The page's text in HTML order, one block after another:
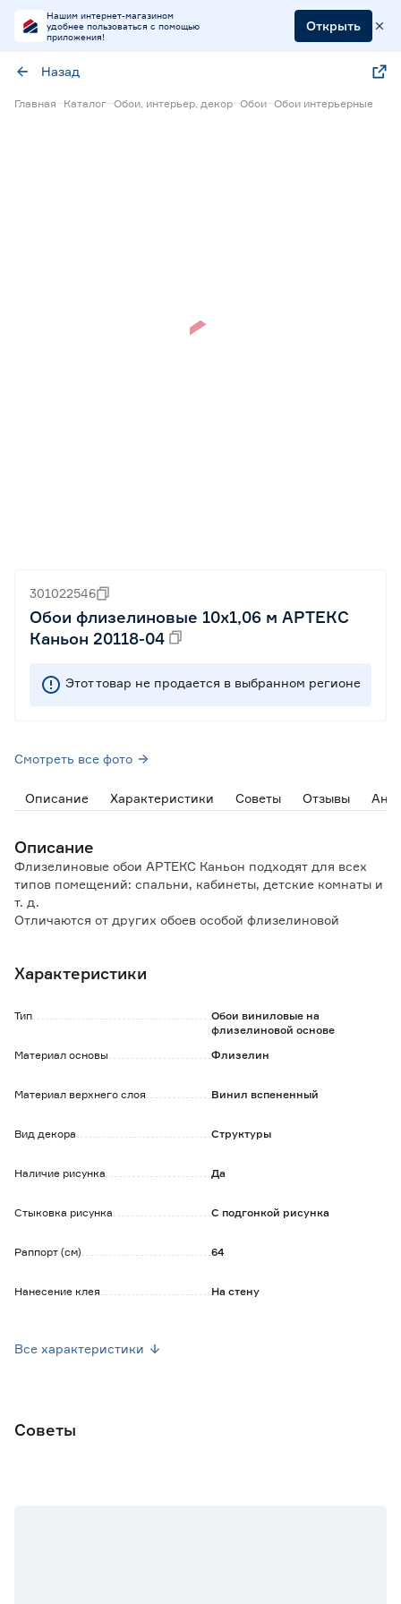
Нашим интернет-магазином
удобнее пользоваться с помощью
приложения!
Открыть
Назад
Главная Каталог Обои, интерьер, декор Обои Обои интерьерные
301022546
Обои флизелиновые 10х1,06 м АРТЕКС
Каньон 20118-04
Этот товар не продается в выбранном регионе
Смотреть все фото
Описание Характеристики Советы Отзывы
Описание
Флизелиновые обои АРТЕКС Каньон подходят для всех
типов помещений: спальни, кабинеты, детские комнаты и
т. д.
Отличаются от других обоев особой флизелиновой
- скрывают неровности стены;
- полотна легко стыкуются;
- допускается нанесение клея на полотно;
- срок службы более 3-х лет.
обоев.
Характеристики
Тип
Обои виниловые на
флизелиновой основе
Материал основы
Флизелин
Материал верхнего слоя Винил вспененный
Вид декора Структуры
Наличие рисунка Да
Стыковка рисунка С подгонкой рисунка
Раппорт (см) 64
Нанесение клея На стену
Все характеристики
Советы